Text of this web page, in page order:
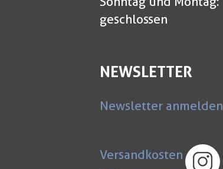
geschlossen
NEWSLETTER
Newsletter anmelden
Versandkosten